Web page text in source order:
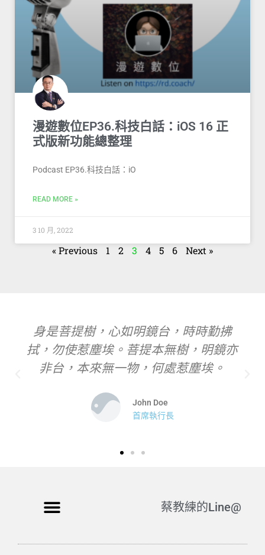
漫遊數位EP36.科技白話：iOS 16 正
式版新功能總整理
Podcast EP36.科技白話：iO
READ MORE »
3 10 月, 2022
« Previous 1 2 3 4 5 6 Next »
身是菩提樹，心如明鏡台，時時勤拂
拭，勿使惹塵埃。菩提本無樹，明鏡亦
非台，本來無一物，何處惹塵埃。
John Doe
首席執行長
蔡教練的Line@